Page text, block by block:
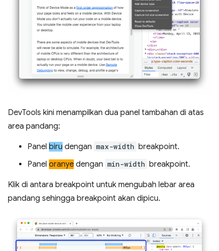
DevTools kini menampilkan dua panel tambahan di atas
area pandang:
Panel biru dengan max-width breakpoint.
Panel oranye dengan min-width breakpoint.
Klik di antara breakpoint untuk mengubah lebar area
pandang sehingga breakpoint akan dipicu.